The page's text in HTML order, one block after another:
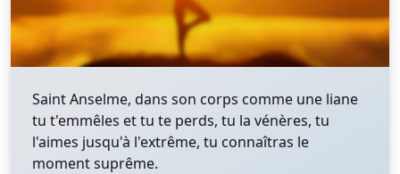
Saint Anselme, dans son corps comme une liane
tu t'emmêles et tu te perds, tu la vénères, tu
l'aimes jusqu'à l'extrême, tu connaîtras le
moment suprême.